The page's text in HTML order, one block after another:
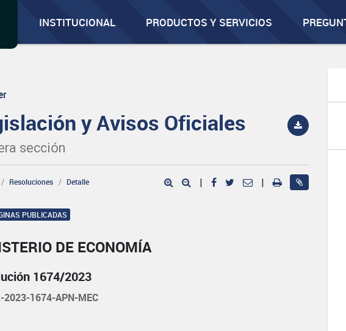
INSTITUCIONAL PRODUCTOS Y SERVICIOS
y Avisos Oficiales
sección
Resoluciones Detalle | |
PUBLICADAS
DE ECONOMÍA
1674/2023
2023-1674-APN-MEC